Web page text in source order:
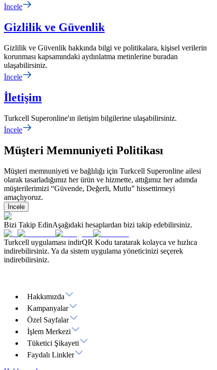
İncele
Gizlilik ve Güvenlik
Gizlilik ve Güvenlik hakkında bilgi ve politikalara, kişisel verilerin
korunması kapsamındaki aydınlatma metinlerine buradan
ulaşabilirsiniz.
İncele
İletişim
Turkcell Superonline'ın iletişim bilgilerine ulaşabilirsiniz.
İncele
Müşteri Memnuniyeti Politikası
Müşteri memnuniyeti ve bağlılığı için Turkcell Superonline ailesi
olarak tasarladığımız her ürün ve hizmette, attığımız her adımda
müşterilerimizi “Güvende, Değerli, Mutlu” hissettirmeyi
amaçlıyoruz.
İncele
Bizi Takip EdinAşağıdaki hesaplardan bizi takip edebilirsiniz.
Turkcell uygulaması indirQR Kodu taratarak kolayca ve hızlıca
indirebilirsiniz. Ya da sistem uygulama yöneticinizi seçerek
indirebilirsiniz.
Hakkımızda
Kampanyalar
Özel Sayfalar
İşlem Merkezi
Tüketici Şikayeti
Faydalı Linkler